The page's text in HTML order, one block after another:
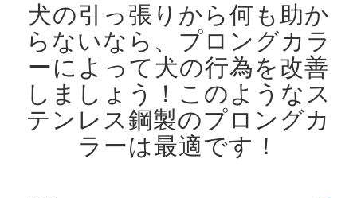
犬の引っ張りから何も助か
らないなら、プロングカラ
ーによって犬の行為を改善
しましょう！ このようなス
テンレス鋼製のプロングカ
ラーは最適です！